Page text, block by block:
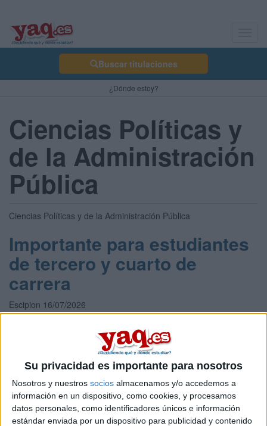
Su privacidad es importante para nosotros
Nosotros y nuestros socios almacenamos y/o accedemos a
información en un dispositivo, como cookies, y procesamos
datos personales, como identificadores únicos e información
estándar enviada por un dispositivo para publicidad y contenido
Buscar titulaciones
¿Dónde estoy?
Ciencias Políticas y
de la Administración
Pública
Ciencias Políticas y de la Administración Pública
Importante para estudiantes
de tercero y cuarto de
carrera
Escipion 16/07/2026
Para estudiantes universitarios de cualquier carrera que hayan
finalizado los estudio o al menos estén cursando el último año de
carrera, hay una excelente oportunidad de convertirse en
funcionarios públicos del grupo A en menos de un año con la
ayuda y orientación de una empresa que prepara oposiciones
resultados increíbles y con unos preci
leer más